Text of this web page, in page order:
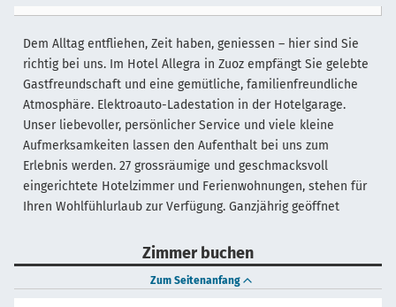
Dem Alltag entfliehen, Zeit haben, geniessen – hier sind Sie
richtig bei uns. Im Hotel Allegra in Zuoz empfängt Sie gelebte
Gastfreundschaft und eine gemütliche, familienfreundliche
Atmosphäre. Elektroauto-Ladestation in der Hotelgarage.
Unser liebevoller, persönlicher Service und viele kleine
Aufmerksamkeiten lassen den Aufenthalt bei uns zum
Erlebnis werden. 27 grossräumige und geschmacksvoll
eingerichtete Hotelzimmer und Ferienwohnungen, stehen für
Ihren Wohlfühlurlaub zur Verfügung. Ganzjährig geöffnet
Zimmer buchen
Zum Seitenanfang